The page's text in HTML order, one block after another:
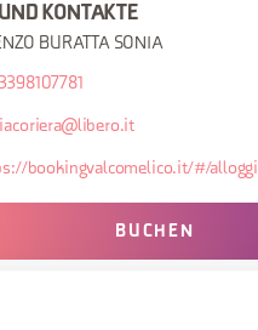
UND KONTAKTE
BURATTA SONIA
bookingvalcomelico.it/#/alloggi
BUCHEN